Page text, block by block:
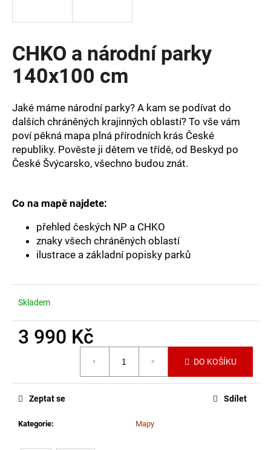
CHKO a národní parky
140x100 cm
Jaké máme národní parky? A kam se podívat do
dalších chráněných krajinných oblastí? To vše vám
poví pěkná mapa plná přírodních krás České
republiky. Pověste ji dětem ve třídě, od Beskyd po
České Švýcarsko, všechno budou znát.
Co na mapě najdete:
přehled českých NP a CHKO
znaky všech chráněných oblastí
ilustrace a základní popisky parků
Skladem
3 990 Kč
DO KOŠÍKU
Kategorie: Mapy
Zeptat se Sdílet
í
t
?
HLEDAT
o
u
m